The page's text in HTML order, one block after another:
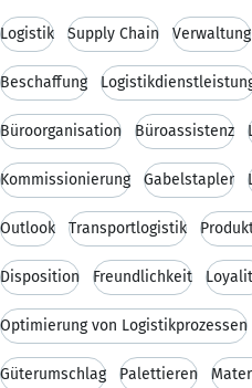
Logistik Supply Chain Verwaltung
Beschaffung
Büroorganisation Büroassistenz
Kommissionierung Gabelstapler
Outlook Transportlogistik
Disposition Freundlichkeit
Optimierung von Logistikprozessen
Güterumschlag Palettieren